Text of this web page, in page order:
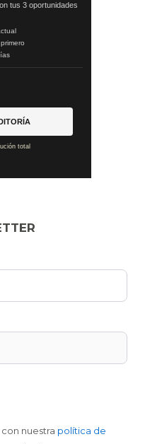
tus 3 oportunidades
total
nuestra política de